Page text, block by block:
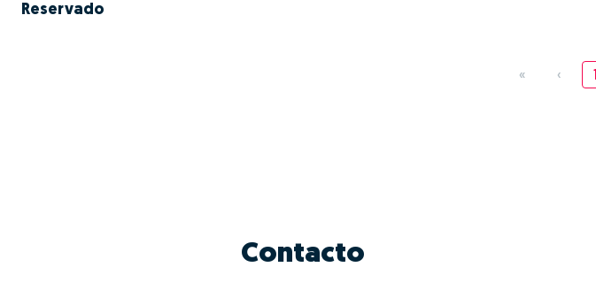
Reservado
« ‹ 1
Contacto